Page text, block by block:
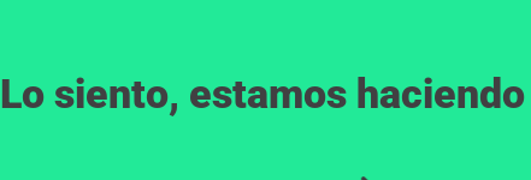
Lo siento, estamos